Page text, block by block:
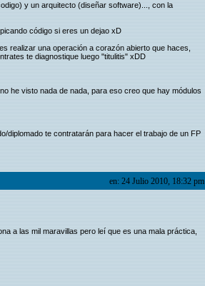
y un arquitecto (diseñar software)..., con la
código si eres un dejao xD
realizar una operación a corazón abierto que haces,
te diagnostique luego "titulitis" xDD
he visto nada de nada, para eso creo que hay módulos
diplomado te contratarán para hacer el trabajo de un FP
en: 24 Julio 2010, 18:32 pm
a las mil maravillas pero leí que es una mala práctica,